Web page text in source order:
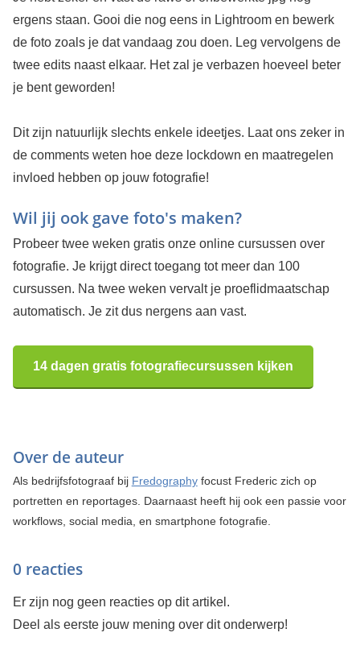
ergens staan. Gooi die nog eens in Lightroom en bewerk
de foto zoals je dat vandaag zou doen. Leg vervolgens de
twee edits naast elkaar. Het zal je verbazen hoeveel beter
je bent geworden!
Dit zijn natuurlijk slechts enkele ideetjes. Laat ons zeker in
de comments weten hoe deze lockdown en maatregelen
invloed hebben op jouw fotografie!
Wil jij ook gave foto's maken?
Probeer twee weken gratis onze online cursussen over
fotografie. Je krijgt direct toegang tot meer dan 100
cursussen. Na twee weken vervalt je proeflidmaatschap
automatisch. Je zit dus nergens aan vast.
14 dagen gratis fotografiecursussen kijken
Over de auteur
Als bedrijfsfotograaf bij Fredographyfocust Frederic zich op
portretten en reportages. Daarnaast heeft hij ook een passie voor
workflows, social media, en smartphone fotografie.
0 reacties
Er zijn nog geen reacties op dit artikel.
Deel als eerste jouw mening over dit onderwerp!